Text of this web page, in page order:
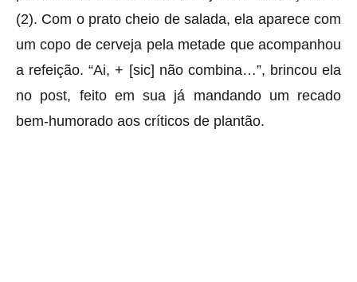
(2). Com o prato cheio de salada, ela aparece com
um copo de cerveja pela metade que acompanhou
a refeição. “Ai, + [sic] não combina…”, brincou ela
no post, feito em sua já mandando um recado
bem-humorado aos críticos de plantão.